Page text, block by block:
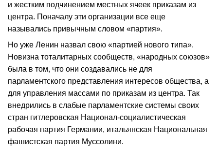
и жестким подчинением местных ячеек приказам из
центра. Поначалу эти организации все еще
назывались привычным словом «партия».
Но уже Ленин назвал свою «партией нового типа».
Новизна тоталитарных сообществ, «народных союзов»
была в том, что они создавались не для
парламентского представления интересов общества, а
для управления массами по приказам из центра. Так
внедрились в слабые парламентские системы своих
стран гитлеровская Национал-социалистическая
рабочая партия Германии, итальянская Национальная
фашистская партия Муссолини.